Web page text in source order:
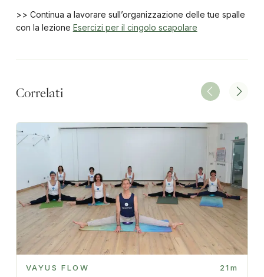
>> Continua a lavorare sull’organizzazione delle tue spalle
con la lezione Esercizi per il cingolo scapolare
Correlati
VAYUS FLOW 21m